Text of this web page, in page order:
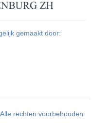
gemaakt door:
rechten voorbehouden